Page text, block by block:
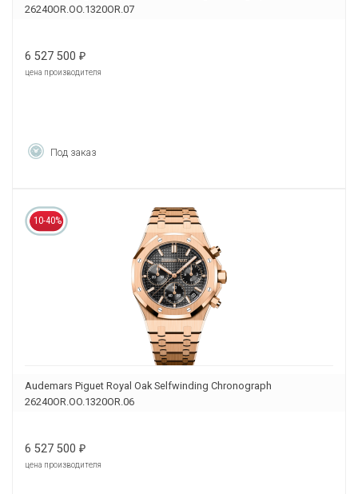
26240OR.OO.1320OR.07
6 527 500 ₽
цена производителя
Под заказ
10-40%
Audemars Piguet Royal Oak Selfwinding Chronograph
26240OR.OO.1320OR.06
6 527 500 ₽
цена производителя